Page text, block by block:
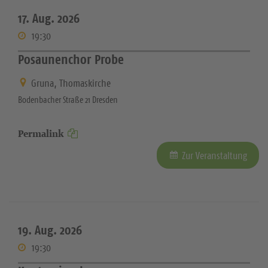
17. Aug. 2026
19:30
Posaunenchor Probe
Gruna, Thomaskirche
Bodenbacher Straße 21 Dresden
Permalink
Zur Veranstaltung
19. Aug. 2026
19:30